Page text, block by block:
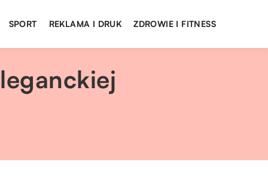
SPORT REKLAMA I DRUK ZDROWIE I FITNESS